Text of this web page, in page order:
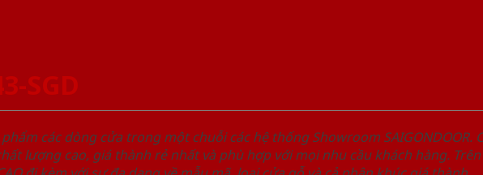
SGD
các dòng cửa trong một chuỗi các hệ thống Showroom SAIGONDOOR.
lượng cao, giá thành rẻ nhất và phù hợp với mọi nhu cầu khách hàng.